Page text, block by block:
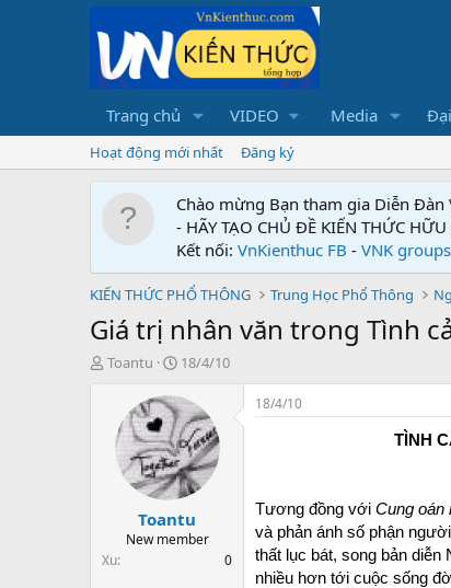
Trang chủ VIDEO Media
Hoạt động mới nhất Đăng ký
Chào mừng Bạn tham gia Diễn Đàn
- HÃY TẠO CHỦ ĐỀ KIẾN THỨC
Kết nối: VnKienthuc FB - VNK groups
KIẾN THỨC PHỔ THÔNG Trung Học Phổ Thông
Giá trị nhân văn trong Tình
T
t
Toantu
N
à
y
g
ử
i
18/4/10
Toantu
New member
Xu
0
18/4/10
TÌNH
Tương đồng với Cung oán
và phản ánh số phận
thất lục bát, song bản diễn
nhiều hơn tới cuộc sống